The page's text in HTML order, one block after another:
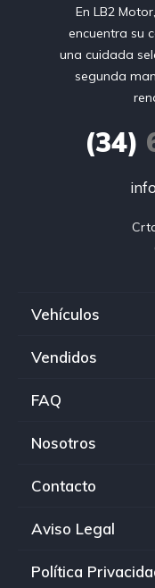
En LB2
encuentra su
una cuidada
segunda
(34)
Vehículos
Vendidos
FAQ
Nosotros
Contacto
Aviso Legal
Política